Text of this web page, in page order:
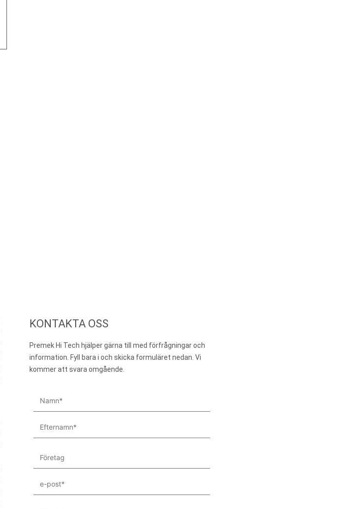
KONTAKTA OSS
Premek Hi Tech hjälper gärna till med förfrågningar och
information. Fyll bara i och skicka formuläret nedan. Vi
kommer att svara omgående.